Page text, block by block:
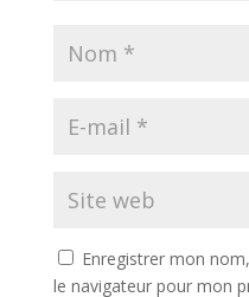
Enregistrer mon
le navigateur pour mon